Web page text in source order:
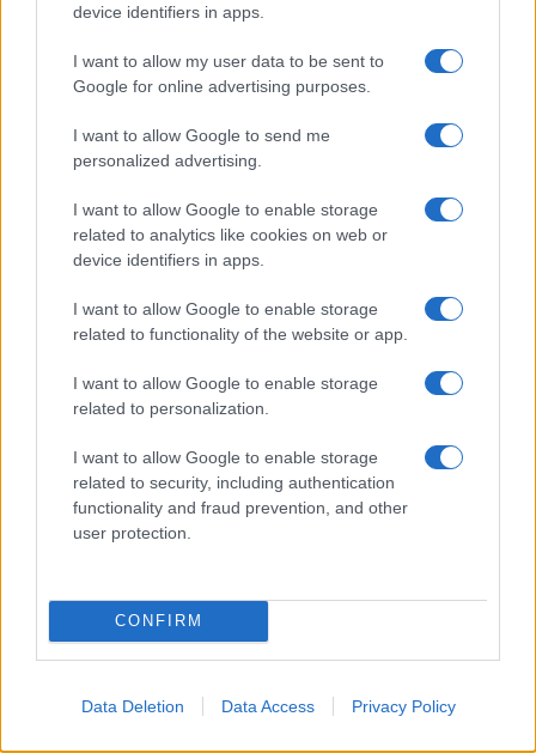
device identifiers in apps.
I want to allow my user data to be sent to
Google for online advertising purposes.
I want to allow Google to send me
personalized advertising.
I want to allow Google to enable storage
related to analytics like cookies on web or
device identifiers in apps.
I want to allow Google to enable storage
related to functionality of the website or app.
I want to allow Google to enable storage
related to personalization.
I want to allow Google to enable storage
related to security, including authentication
functionality and fraud prevention, and other
user protection.
CONFIRM
Data Deletion Data Access Privacy Policy
Condividi l'articolo
F
ce
b
o
o
k
T
w
it
te
r
Pi
n
te
re
st
W
h
at
s
A
p
p
S
h
a
re
Articolo precedente
la rete elettrica
Monte Pino, via i cancelli del cantiere: la Gallura
ritrova la strada
completa l’iter
Film internazionale, casting per comparse in
Costa Smeralda